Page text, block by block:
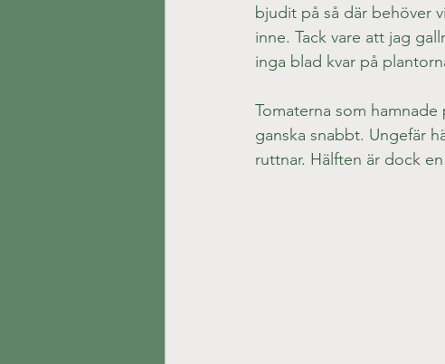
bjudit på så där behöver
inne. Tack vare att jag
inga blad kvar på
Tomaterna som
ganska snabbt. Ungefär
ruttnar. Hälften är dock